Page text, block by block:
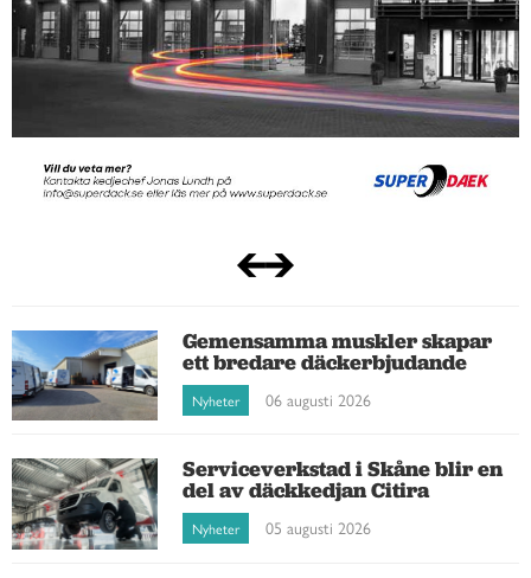
Gemensamma muskler skapar
ett bredare däckerbjudande
Nyheter 06 augusti 2026
Serviceverkstad i Skåne blir en
del av däckkedjan Citira
Nyheter 05 augusti 2026